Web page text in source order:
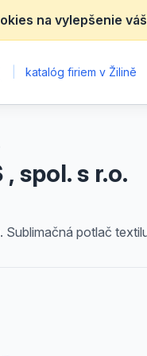
na vylepšenie
katalóg firiem v Žilině
, spol. s r.o.
potlač